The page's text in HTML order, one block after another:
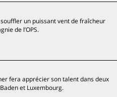
un puissant vent de fraîcheur
de l’OPS.
fera apprécier son talent dans deux
et Luxembourg.